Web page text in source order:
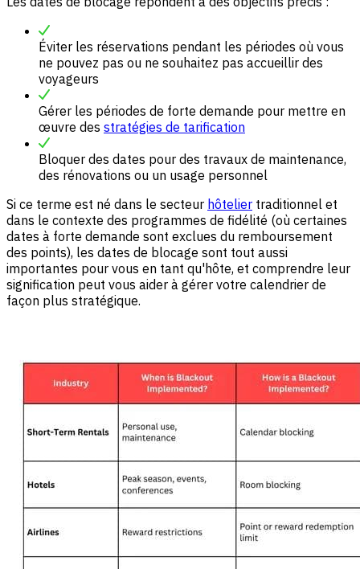
Éviter les réservations pendant les périodes où vous
ne pouvez pas ou ne souhaitez pas accueillir des
voyageurs
Gérer les périodes de forte demande pour mettre en
œuvre des stratégies de tarification
Bloquer des dates pour des travaux de maintenance,
des rénovations ou un usage personnel
Si ce terme est né dans le secteur hôtelier traditionnel et
dans le contexte des programmes de fidélité (où certaines
dates à forte demande sont exclues du remboursement
des points), les dates de blocage sont tout aussi
importantes pour vous en tant qu'hôte, et comprendre leur
signification peut vous aider à gérer votre calendrier de
façon plus stratégique.